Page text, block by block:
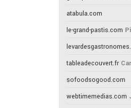
atabula.com
le-grand-pastis.com
tableadecouvert.fr
sofoodsogood.com
webtimemedias.com